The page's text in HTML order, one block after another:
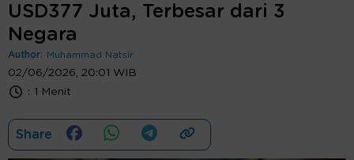
USD377 Juta, Terbesar dari 3
Negara
Author: Muhammad Natsir
02/06/2026, 20:01 WIB
: 1 Menit
Share